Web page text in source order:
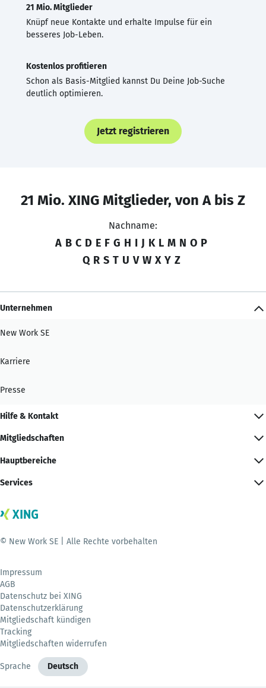
21 Mio. Mitglieder
Knüpf neue Kontakte und erhalte Impulse für ein
besseres Job-Leben.
Kostenlos profitieren
Schon als Basis-Mitglied kannst Du Deine Job-Suche
deutlich optimieren.
Jetzt registrieren
21 Mio. XING Mitglieder, von A bis Z
Nachname:
A B C D E F G H I J K L M N O P
Q R S T U V W X Y Z
Unternehmen
New Work SE
Karriere
Presse
Hilfe & Kontakt
Mitgliedschaften
Hauptbereiche
Services
© New Work SE | Alle Rechte vorbehalten
Impressum
AGB
Datenschutz bei XING
Datenschutzerklärung
Mitgliedschaft kündigen
Tracking
Mitgliedschaften widerrufen
Sprache Deutsch